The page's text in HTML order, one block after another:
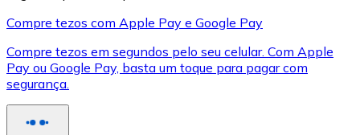
XRP
XRP
Compre tezos com Apple Pay e Google Pay
Compre tezos em segundos pelo seu celular. Com Apple
Pay ou Google Pay, basta um toque para pagar com
segurança.